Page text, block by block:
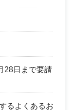
28日まで要請
るよくあるお